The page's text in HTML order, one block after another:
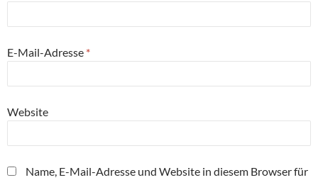
E-Mail-Adresse *
Website
Name, E-Mail-Adresse und Website in diesem Browser für